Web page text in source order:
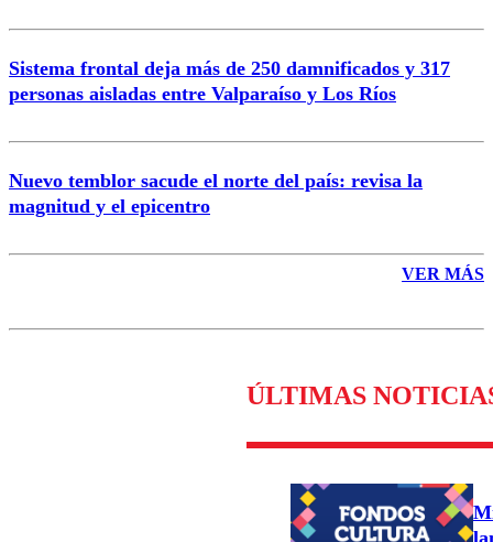
Sistema frontal deja más de 250 damnificados y 317
personas aisladas entre Valparaíso y Los Ríos
Nuevo temblor sacude el norte del país: revisa la
magnitud y el epicentro
VER MÁS
ÚLTIMAS